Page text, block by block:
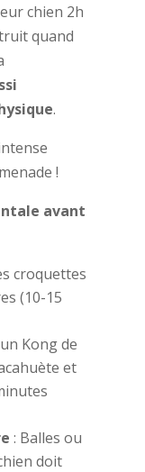
chien 2h
quand
.
!
avant
croquettes
(10-15
Kong de
et
: Balles ou
doit